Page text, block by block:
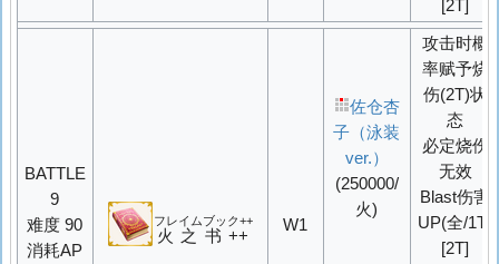
[2T]
BATTLE
9
难度 90
消耗AP
火之书++
フレイムブック++ W1
佐仓杏
子（泳装
ver.）
(250000/
火)
攻击时概
率赋予烧
伤(2T)状
态
必定烧伤
无效
Blast伤害
UP(全/1T)
[2T]